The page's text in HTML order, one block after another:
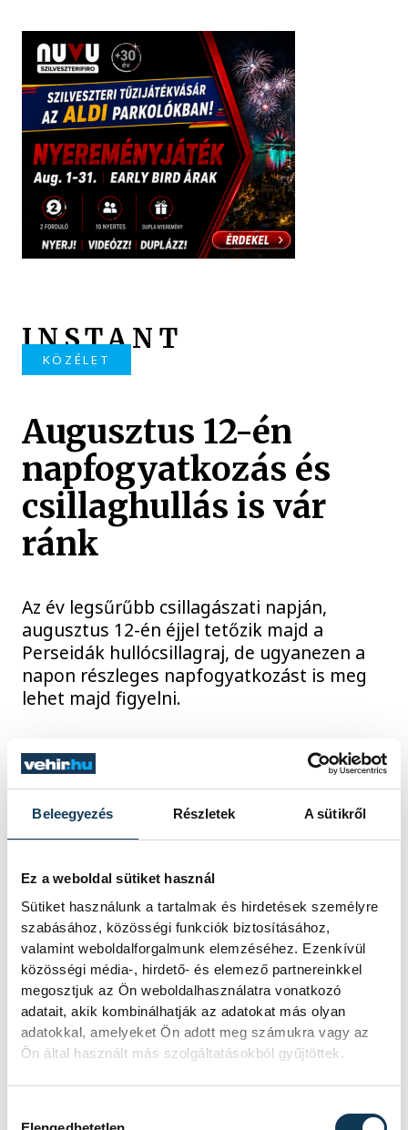
Beleegyezés Részletek A sütikről
Ez a weboldal sütiket használ
Sütiket használunk a tartalmak és hirdetések személyre
szabásához, közösségi funkciók biztosításához,
valamint weboldalforgalmunk elemzéséhez. Ezenkívül
közösségi média-, hirdető- és elemező partnereinkkel
megosztjuk az Ön weboldalhasználatra vonatkozó
adatait, akik kombinálhatják az adatokat más olyan
adatokkal, amelyeket Ön adott meg számukra vagy az
Ön által használt más szolgáltatásokból gyűjtöttek.
INSTANT
KÖZÉLET
Augusztus 12-én
napfogyatkozás és
csillaghullás is vár
ránk
Az év legsűrűbb csillagászati napján,
augusztus 12-én éjjel tetőzik majd a
Perseidák hullócsillagraj, de ugyanezen a
napon részleges napfogyatkozást is meg
lehet majd figyelni.
KULTÚRA
Filmpremierek a Veszprém-
Balaton Filmpikniken
KÖZÉLET
Újra LEGO-lázban Veszprém:
jön a 2. minifigura vadászat!
KÖZÉRDEKŰ